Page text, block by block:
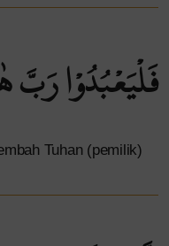
فَلْيَعْبُدُوْا رَبَّ
Tuhan (pemilik)